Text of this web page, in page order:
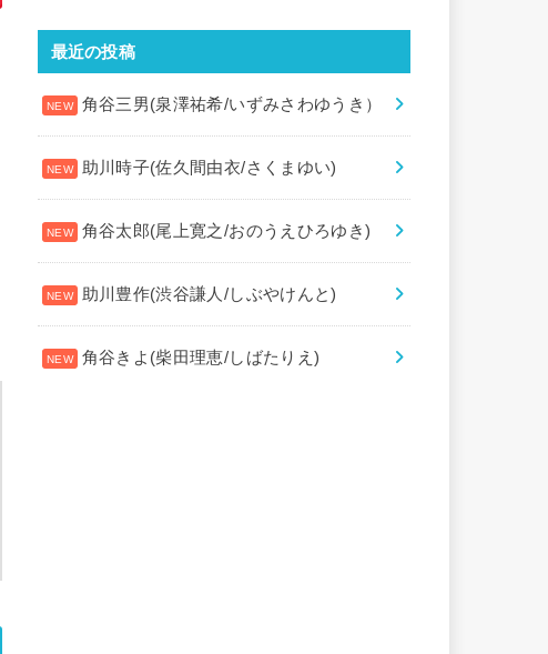
最近の投稿
角谷三男(泉澤祐希/いずみさわゆうき）
助川時子(佐久間由衣/さくまゆい)
角谷太郎(尾上寛之/おのうえひろゆき)
助川豊作(渋谷謙人/しぶやけんと)
角谷きよ(柴田理恵/しばたりえ)